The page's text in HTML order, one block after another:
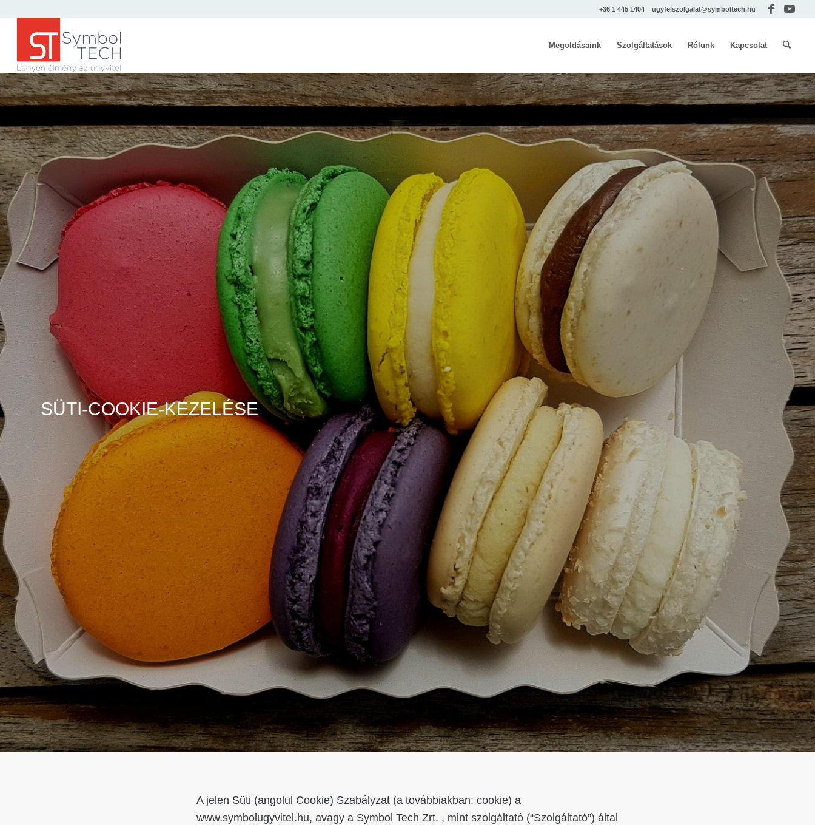
+36 1 445 1404 ugyfelszolgalat@symboltech.hu
Megoldásaink Szolgáltatások Rólunk Kapcsolat
SÜTI-COOKIE-KEZELÉSE
A jelen Süti (angolul Cookie) Szabályzat (a továbbiakban: cookie) a
www.symbolugyvitel.hu, avagy a Symbol Tech Zrt. , mint szolgáltató (“Szolgáltató”) által